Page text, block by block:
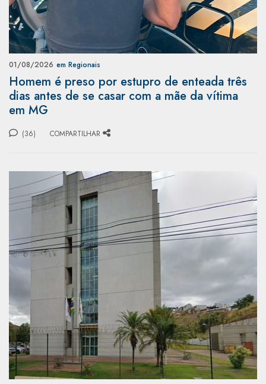
01/08/2026 em Regionais
Homem é preso por estupro de enteada três
dias antes de se casar com a mãe da vítima
em MG
(36) COMPARTILHAR